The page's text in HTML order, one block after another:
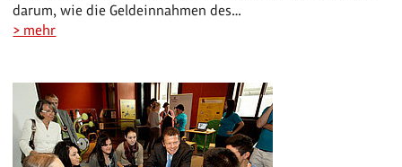
darum, wie die Geldeinnahmen des…
> mehr